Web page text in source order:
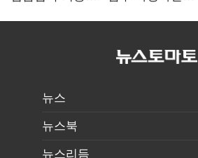
인상·격려금
커스터디 사업
뉴스
뉴스북
뉴스리듬